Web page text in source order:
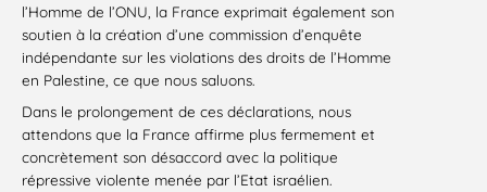
l’Homme de l’ONU, la France exprimait également son
soutien à la création d’une commission d’enquête
indépendante sur les violations des droits de l’Homme
en Palestine, ce que nous saluons.
Dans le prolongement de ces déclarations, nous
attendons que la France affirme plus fermement et
concrètement son désaccord avec la politique
répressive violente menée par l’Etat israélien.